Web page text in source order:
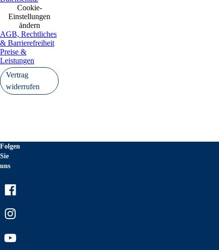
Cookie-
Einstellungen
ändern
AGB, Rechtliches
& Barrierefreiheit
Preise &
Leistungen
Vertrag
widerrufen
Folgen
Sie
uns
Youtube